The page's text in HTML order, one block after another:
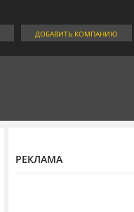
ДОБАВИТЬ КОМПАНИЮ
РЕКЛАМА